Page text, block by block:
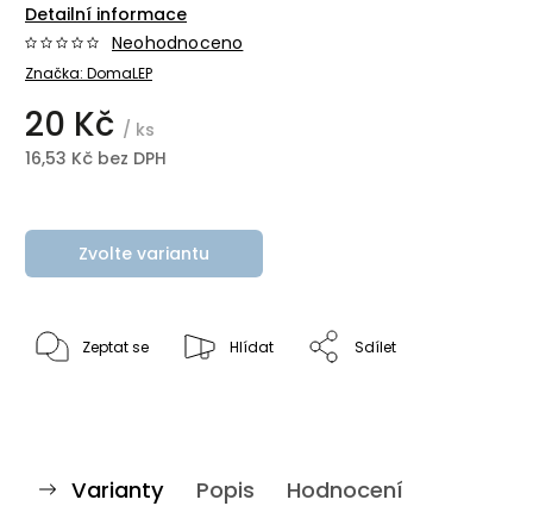
Detailní informace
Značka: DomaLEP
Neohodnoceno
20 Kč / ks
16,53 Kč bez DPH
Zvolte variantu
Zeptat se Hlídat Sdílet
Varianty Popis Hodnocení